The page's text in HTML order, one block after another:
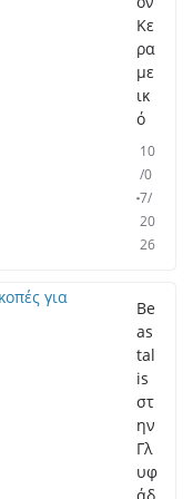
Κε
ρα
με
ικ
ό
10
/0
7/
20
26
Be
as
tal
is
στ
ην
Γλ
υφ